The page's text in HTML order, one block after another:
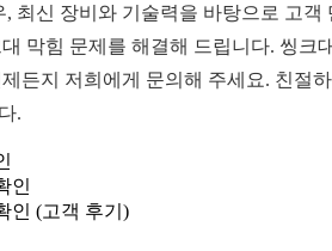
최신 장비와 기술력을 바탕으로 고객
막힘 문제를 해결해 드립니다. 씽크
든지 저희에게 문의해 주세요. 친절
.
인
인 (고객 후기)